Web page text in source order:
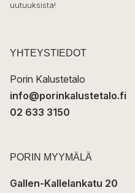
k
t
uutuuksista!
YHTEYSTIEDOT
Porin Kalustetalo
info@porinkalustetalo.fi
02 633 3150
PORIN MYYMÄLÄ
Gallen-Kallelankatu 20